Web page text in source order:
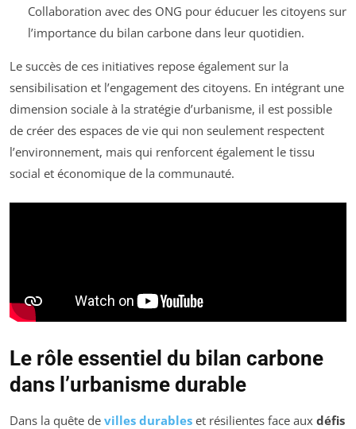
Collaboration avec des ONG pour éducuer les citoyens sur
l’importance du bilan carbone dans leur quotidien.
Le succès de ces initiatives repose également sur la
sensibilisation et l’engagement des citoyens. En intégrant une
dimension sociale à la stratégie d’urbanisme, il est possible
de créer des espaces de vie qui non seulement respectent
l’environnement, mais qui renforcent également le tissu
social et économique de la communauté.
Le rôle essentiel du bilan carbone
dans l’urbanisme durable
Dans la quête de villes durables et résilientes face aux défis